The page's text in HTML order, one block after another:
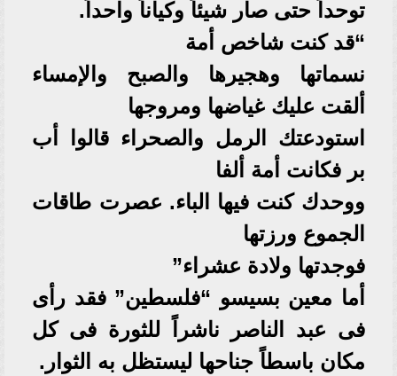
توحداً حتى صار شيئاً وكياناً واحداً.
“قد كنت شاخص أمة
نسماتها وهجيرها والصبح والإمساء
ألقت عليك غياضها ومروجها
استودعتك الرمل والصحراء قالوا أب
بر فكانت أمة ألفا
ووحدك كنت فيها الباء. عصرت طاقات
الجموع ورزتها
فوجدتها ولادة عشراء”
أما معين بسيسو “فلسطين” فقد رأى
فى عبد الناصر ناشراً للثورة فى كل
مكان باسطاً جناحها ليستظل به الثوار.